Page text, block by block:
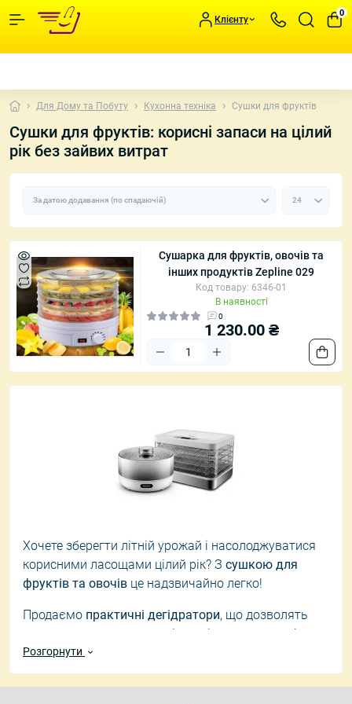
Клієнту
0
Для Дому та Побуту Кухонна техніка Сушки для фруктів
Сушки для фруктів: корисні запаси на цілий
рік без зайвих витрат
Сушарка для фруктів, овочів та
інших продуктів Zepline 029
Код товару: 6346-01
В наявності
0
1 230.00 ₴
Хочете зберегти літній урожай і насолоджуватися
корисними ласощами цілий рік? З сушкою для
фруктів та овочів це надзвичайно легко!
Продаємо практичні дегідратори, що дозволять
вам створювати домашні сухофрукти, овочеві
чіпси, пастилу та багато іншого, зберігаючи
максимум вітамінів. Обирайтеелектричну сушкуза
вигідною ціною в Україні, і вашгаманецьбуде
Розгорнути